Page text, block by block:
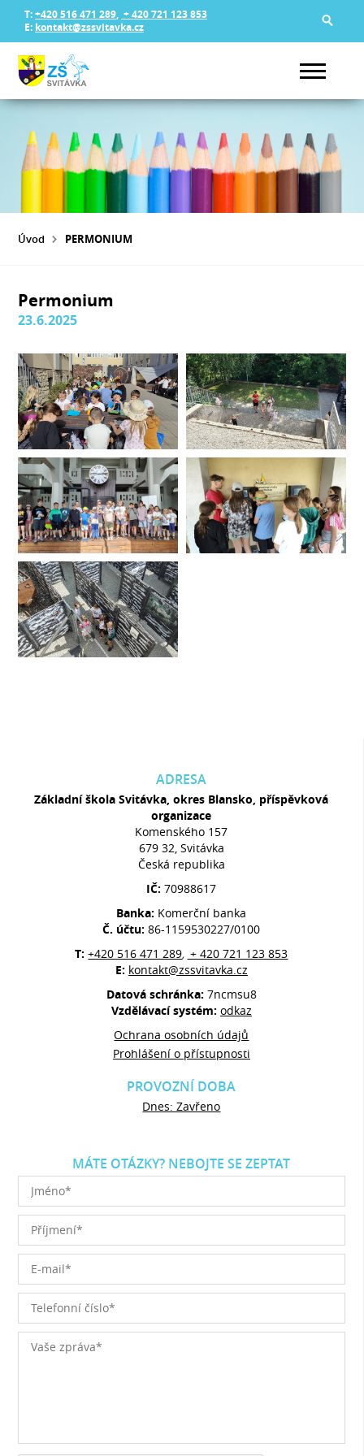
T:+420 516 471 289, + 420 721 123 853
E: kontakt@zssvitavka.cz
Úvod PERMONIUM
Permonium
23.6.2025
ADRESA
Základní škola Svitávka, okres Blansko, příspěvková
organizace
Komenského 157
679 32, Svitávka
Česká republika
IČ:70988617
Banka: Komerční banka
Č. účtu:86-1159530227/0100
T:+420 516 471 289, + 420 721 123 853
E: kontakt@zssvitavka.cz
Datová schránka: 7ncmsu8
Vzdělávací systém: odkaz
Ochrana osobních údajů
Prohlášení o přístupnosti
PROVOZNÍ DOBA
Dnes: Zavřeno
MÁTE OTÁZKY? NEBOJTE SE ZEPTAT